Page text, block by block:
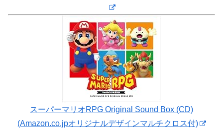
スーパーマリオRPG Original Sound Box (CD)
(Amazon.co.jpオリジナルデザインマルチクロス付)